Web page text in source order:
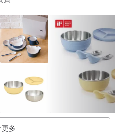
用，以避免意外發生。
處。
顏色請以實際收到商品為準。
多